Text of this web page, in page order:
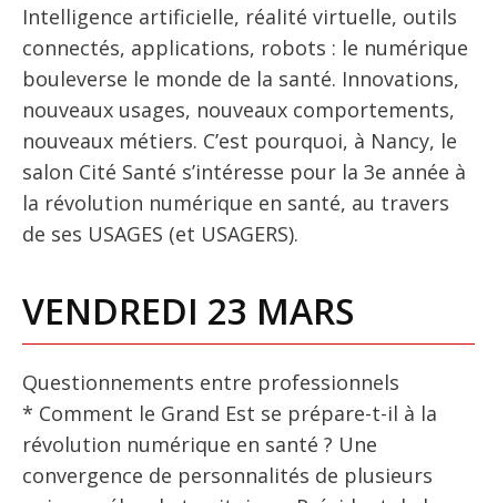
Intelligence artificielle, réalité virtuelle, outils
connectés, applications, robots : le numérique
bouleverse le monde de la santé. Innovations,
nouveaux usages, nouveaux comportements,
nouveaux métiers. C’est pourquoi, à Nancy, le
salon Cité Santé s’intéresse pour la 3e année à
la révolution numérique en santé, au travers
de ses USAGES (et USAGERS).
VENDREDI 23 MARS
Questionnements entre professionnels
* Comment le Grand Est se prépare-t-il à la
révolution numérique en santé ? Une
convergence de personnalités de plusieurs